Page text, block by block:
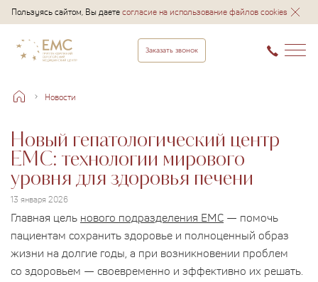
Пользуясь сайтом, Вы даетесогласие на использование файлов cookies
Заказать звонок
Новости
Новый гепатологический центр
EMC: технологии мирового
уровня для здоровья печени
13 января 2026
Главная цель нового подразделения ЕМС — помочь
пациентам сохранить здоровье и полноценный образ
жизни на долгие годы, а при возникновении проблем
со здоровьем — своевременно и эффективно их решать.